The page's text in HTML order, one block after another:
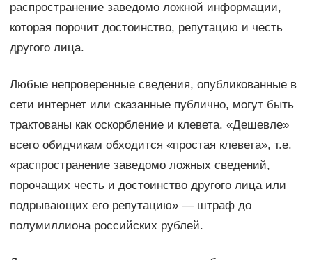
распространение заведомо ложной информации,
которая порочит достоинство, репутацию и честь
другого лица.
Любые непроверенные сведения, опубликованные в
сети интернет или сказанные публично, могут быть
трактованы как оскорбление и клевета. «Дешевле»
всего обидчикам обходится «простая клевета», т.е.
«распространение заведомо ложных сведений,
порочащих честь и достоинство другого лица или
подрывающих его репутацию» — штраф до
полумиллиона российских рублей.